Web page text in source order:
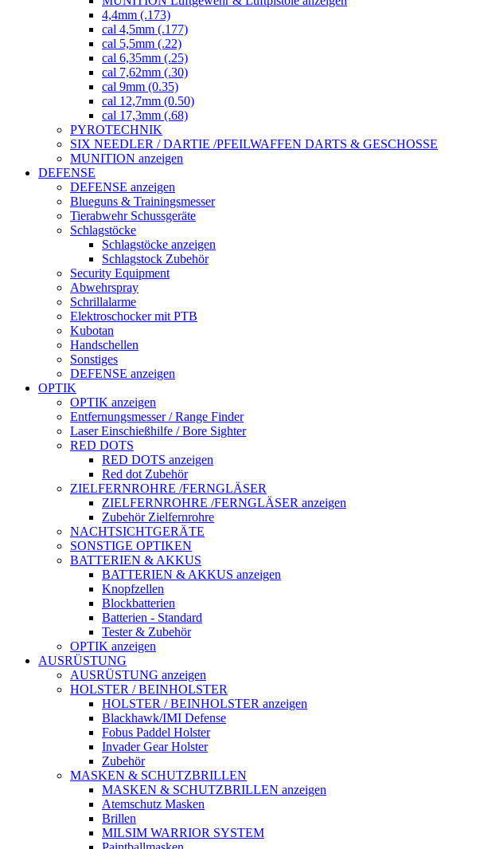
4,4mm (.173)
cal 4,5mm (.177)
cal 5,5mm (.22)
cal 6,35mm (.25)
cal 7,62mm (.30)
cal 9mm (0.35)
cal 12,7mm (0.50)
cal 17,3mm (.68)
PYROTECHNIK
SIX NEEDLER / DARTIE /PFEILWAFFEN DARTS & GESCHOSSE
MUNITION anzeigen
DEFENSE
DEFENSE anzeigen
Blueguns & Trainingsmesser
Tierabwehr Schussgeräte
Schlagstöcke
Schlagstöcke anzeigen
Schlagstock Zubehör
Security Equipment
Abwehrspray
Schrillalarme
Elektroschocker mit PTB
Kubotan
Handschellen
Sonstiges
DEFENSE anzeigen
OPTIK
OPTIK anzeigen
Entfernungsmesser / Range Finder
Laser Einschießhilfe / Bore Sighter
RED DOTS
RED DOTS anzeigen
Red dot Zubehör
ZIELFERNROHRE /FERNGLÄSER
ZIELFERNROHRE /FERNGLÄSER anzeigen
Zubehör Zielfernrohre
NACHTSICHTGERÄTE
SONSTIGE OPTIKEN
BATTERIEN & AKKUS
BATTERIEN & AKKUS anzeigen
Knopfzellen
Blockbatterien
Batterien - Standard
Tester & Zubehör
OPTIK anzeigen
AUSRÜSTUNG
AUSRÜSTUNG anzeigen
HOLSTER / BEINHOLSTER
HOLSTER / BEINHOLSTER anzeigen
Blackhawk/IMI Defense
Fobus Paddel Holster
Invader Gear Holster
Zubehör
MASKEN & SCHUTZBRILLEN
MASKEN & SCHUTZBRILLEN anzeigen
Atemschutz Masken
Brillen
MILSIM WARRIOR SYSTEM